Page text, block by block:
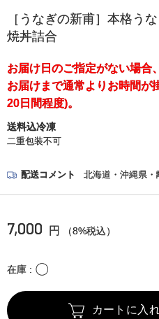
［うなぎの新甫］本格う
焼丼詰合
お届け日のご指定がない場合
お届けまで通常よりお時間が
20日間程度)。
送料込冷凍
二重包装不可
配送コメント 北海道・沖縄県
7,000 円 （8%税込）
在庫 〇
カートに入